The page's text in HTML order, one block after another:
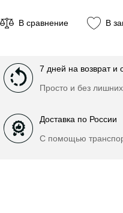
В сравнение В
7 дней на возврат и
Просто и без
Доставка по России
С помощью